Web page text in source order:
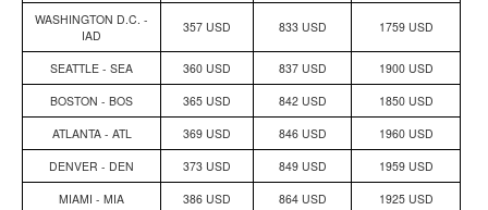
WASHINGTON D.C. -
IAD
357 USD 833 USD 1759 USD
SEATTLE - SEA 360 USD 837 USD
1900 USD
BOSTON - BOS
365 USD 842 USD
1850 USD
ATLANTA - ATL
369 USD 846 USD
1960 USD
DENVER - DEN
373 USD 849 USD
1959 USD
MIAMI - MIA
386 USD 864 USD
1925 USD